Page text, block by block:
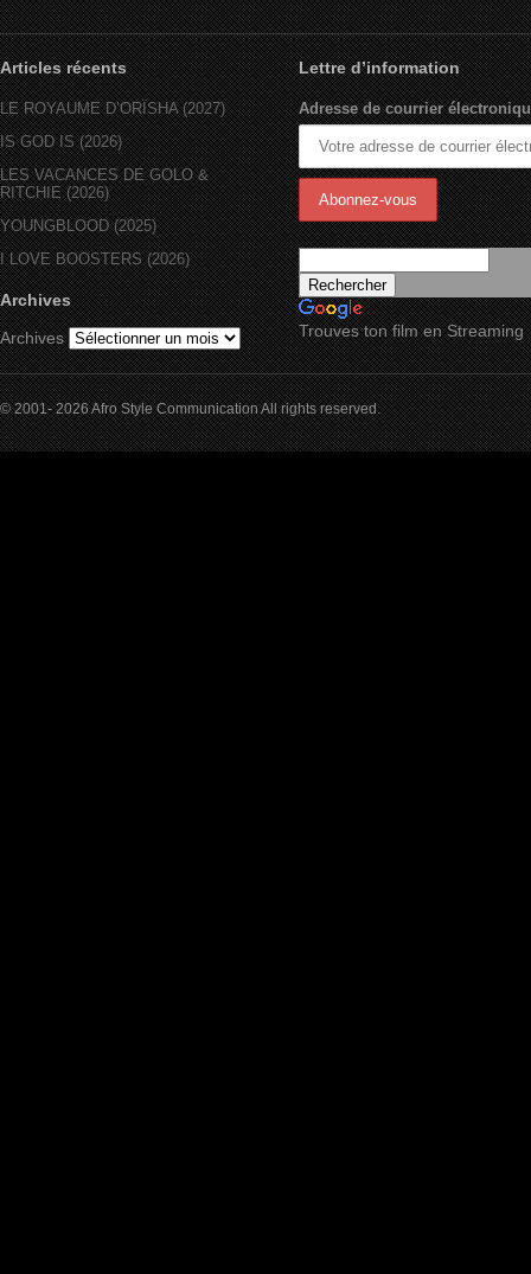
Articles récents
LE ROYAUME D’ORÏSHA (2027)
IS GOD IS (2026)
LES VACANCES DE GOLO &
RITCHIE (2026)
YOUNGBLOOD (2025)
I LOVE BOOSTERS (2026)
Archives
Archives
Lettre d’information
Adresse de courrier
Trouves ton film en Streaming
© 2001- 2026 Afro Style Communication All rights reserved.